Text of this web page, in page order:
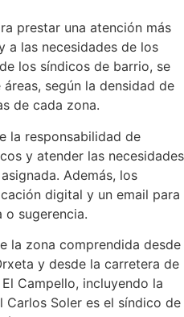
prestar una atención más
a las necesidades de los
los síndicos de barrio, se
según la densidad de
de cada zona.
la responsabilidad de
y atender las necesidades
Además, los
digital y un email para
o sugerencia.
la zona comprendida desde
y desde la carretera de
Campello, incluyendo la
Carlos Soler es el síndico de